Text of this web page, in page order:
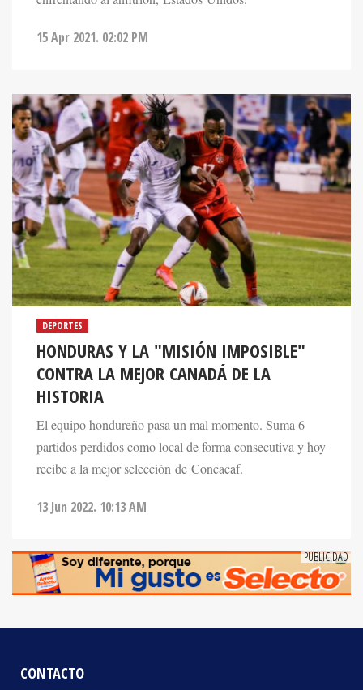
DEPORTES
HONDURAS Y LA "MISIÓN IMPOSIBLE"
CONTRA LA MEJOR CANADÁ DE LA
HISTORIA
El equipo hondureño pasa un mal momento. Suma 6
partidos perdidos como local de forma consecutiva y hoy
recibe a la mejor selección de Concacaf.
CONTACTO